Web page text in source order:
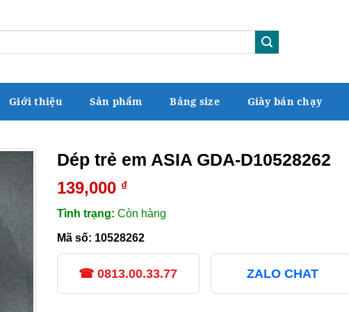
Giới thiệu Sản phẩm Bảng size Giày bán chạy
Dép trẻ em ASIA GDA-D10528262
139,000 ₫
Tình trạng: Còn hàng
Mã số: 10528262
☎ 0813.00.33.77 ZALO CHAT